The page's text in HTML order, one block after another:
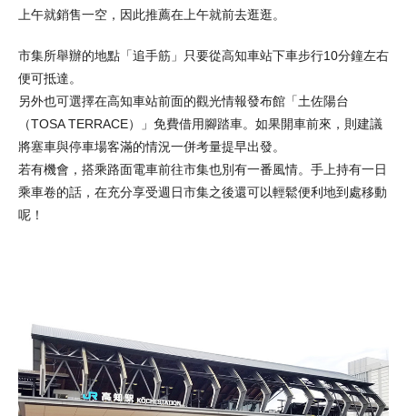
上午就銷售一空，因此推薦在上午就前去逛逛。
市集所舉辦的地點「追手筋」只要從高知車站下車步行10分鐘左右
便可抵達。
另外也可選擇在高知車站前面的觀光情報發布館「土佐陽台
（TOSA TERRACE）」免費借用腳踏車。如果開車前來，則建議
將塞車與停車場客滿的情況一併考量提早出發。
若有機會，搭乘路面電車前往市集也別有一番風情。手上持有一日
乘車卷的話，在充分享受週日市集之後還可以輕鬆便利地到處移動
呢！